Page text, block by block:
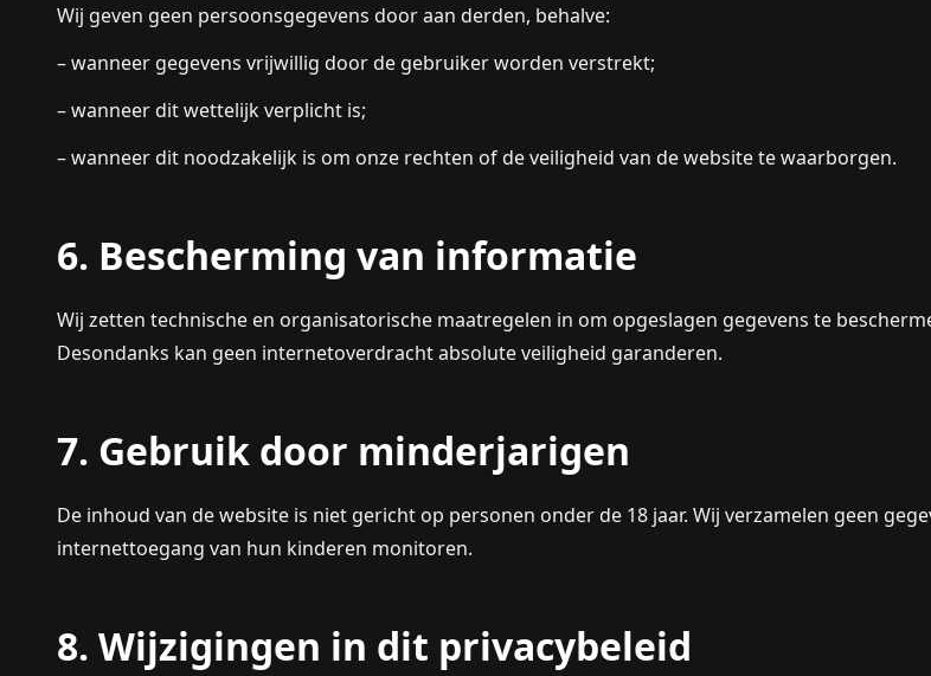
Wij geven geen persoonsgegevens door aan derden, behalve:
– wanneer gegevens vrijwillig door de gebruiker worden verstrekt;
– wanneer dit wettelijk verplicht is;
– wanneer dit noodzakelijk is om onze rechten of de veiligheid van de website te waarborgen.
6. Bescherming van informatie
Wij zetten technische en organisatorische maatregelen in om opgeslagen gegevens te
Desondanks kan geen internetoverdracht absolute veiligheid garanderen.
7. Gebruik door minderjarigen
De inhoud van de website is niet gericht op personen onder de 18 jaar. Wij verzamelen geen
internettoegang van hun kinderen monitoren.
8. Wijzigingen in dit privacybeleid